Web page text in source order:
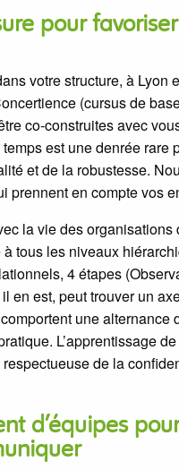
pour
votre structure, à Lyon
(cursus de
co-construites avec
est une denrée rare
et de la robustesse.
prennent en compte vos
la vie des organisations
tous les niveaux
4 étapes
est, peut trouver un
une alternance
L’apprentissage
de la
d’équipes